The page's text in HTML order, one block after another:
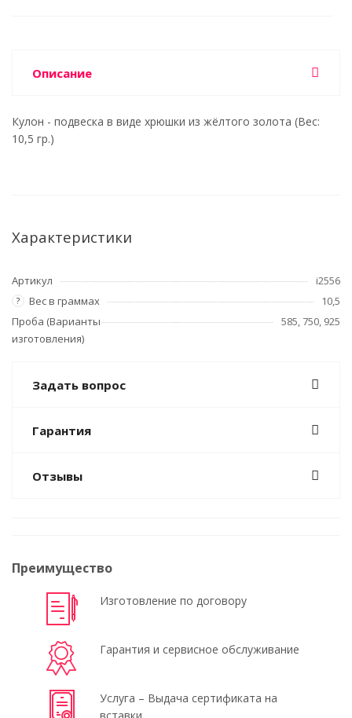
Описание
Кулон - подвеска в виде хрюшки из жёлтого золота (Вес:
10,5 гр.)
Характеристики
Артикул i2556
? Вес в граммах
10,5
Проба (Варианты
изготовления)
585, 750, 925
Задать вопрос
Гарантия
Отзывы
Преимущество
Изготовление по договору
Гарантия и сервисное обслуживание
Услуга – Выдача сертификата на